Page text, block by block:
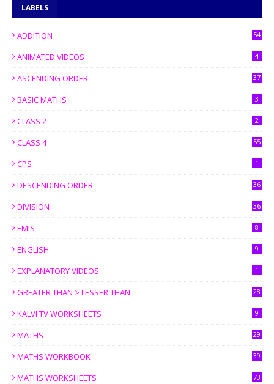
LABELS
ADDITION 54
ANIMATED VIDEOS 4
ASCENDING ORDER 37
BASIC MATHS 3
CLASS 2 2
CLASS 4 55
CPS 1
DESCENDING ORDER 36
DIVISION 36
EMIS 8
ENGLISH 9
EXPLANATORY VIDEOS 1
GREATER THAN > LESSER THAN 28
KALVI TV WORKSHEETS 9
MATHS 29
MATHS WORKBOOK 39
MATHS WORKSHEETS 73